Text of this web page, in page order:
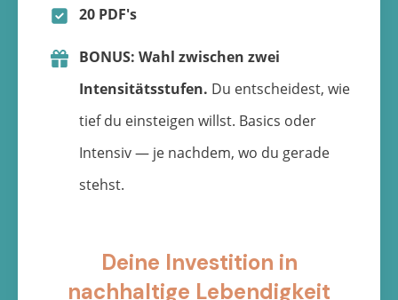
20 PDF's
BONUS: Wahl zwischen zwei
Intensitätsstufen. Du entscheidest, wie
tief du einsteigen willst. Basics oder
Intensiv — je nachdem, wo du gerade
stehst.
Deine Investition in
nachhaltige Lebendigkeit